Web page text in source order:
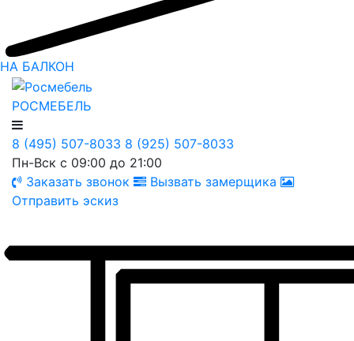
НА БАЛКОН
РОСМЕБЕЛЬ
8 (495) 507-8033 8 (925) 507-8033
Пн-Вск с 09:00 до 21:00
Заказать звонок
Вызвать замерщика
Отправить эскиз